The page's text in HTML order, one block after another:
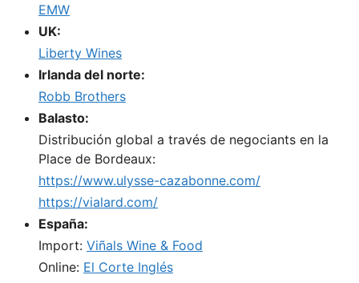
EMW
UK:
Liberty Wines
Irlanda del norte:
Robb Brothers
Balasto:
Distribución global a través de negociants en la
Place de Bordeaux:
https://www.ulysse-cazabonne.com/
https://vialard.com/
España:
Import: Viñals Wine & Food
Online: El Corte Inglés